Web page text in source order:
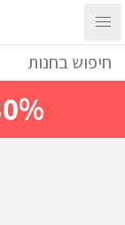
עם
30%)- נסה